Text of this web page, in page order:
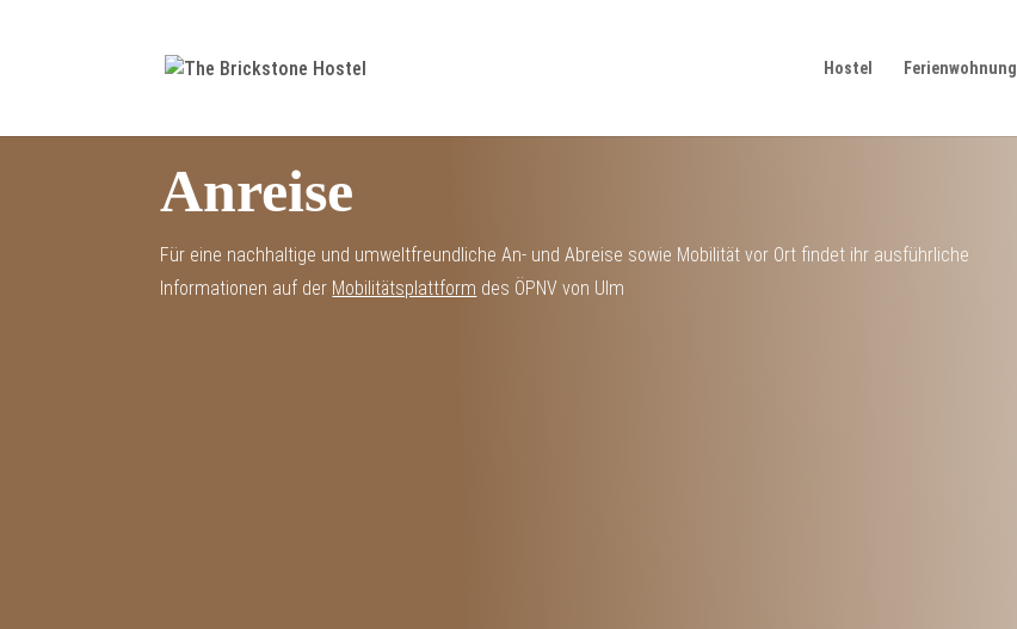
Hostel Ferienwohnung
Anreise
Für eine nachhaltige und umweltfreundliche An- und Abreise sowie Mobilität vor Ort findet ihr ausführliche
Informationen auf der Mobilitätsplattform des ÖPNV von Ulm